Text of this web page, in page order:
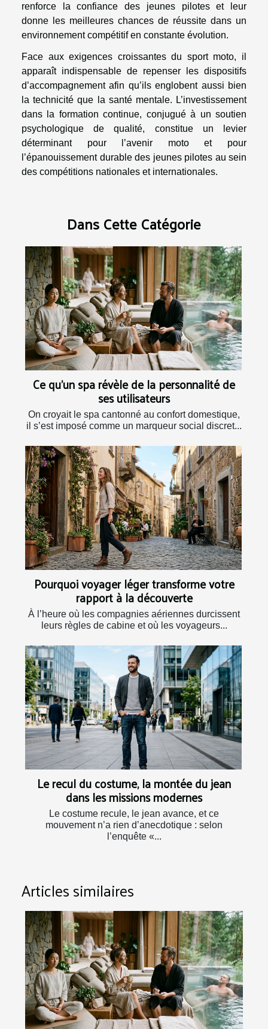
renforce la confiance des jeunes pilotes et leur
donne les meilleures chances de réussite dans un
environnement compétitif en constante évolution.
Face aux exigences croissantes du sport moto, il
apparaît indispensable de repenser les dispositifs
d’accompagnement afin qu’ils englobent aussi bien
la technicité que la santé mentale. L’investissement
dans la formation continue, conjugué à un soutien
psychologique de qualité, constitue un levier
déterminant pour l’avenir moto et pour
l’épanouissement durable des jeunes pilotes au sein
des compétitions nationales et internationales.
Dans Cette Catégorie
Ce qu’un spa révèle de la personnalité de
ses utilisateurs
On croyait le spa cantonné au confort domestique,
il s’est imposé comme un marqueur social discret...
Pourquoi voyager léger transforme votre
rapport à la découverte
À l’heure où les compagnies aériennes durcissent
leurs règles de cabine et où les voyageurs...
Le recul du costume, la montée du jean
dans les missions modernes
Le costume recule, le jean avance, et ce
mouvement n’a rien d’anecdotique : selon
l’enquête «...
Articles similaires